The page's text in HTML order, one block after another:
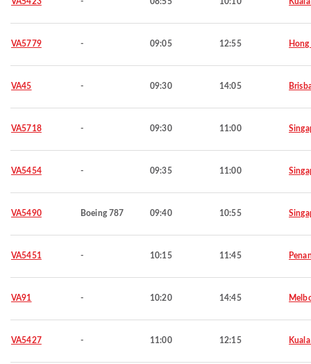
VA5779 - 09:05 12:55
VA45 - 09:30 14:05
VA5718 - 09:30 11:00
VA5454 - 09:35 11:00
VA5490 Boeing 787 09:40 10:55
VA5451 - 10:15 11:45
VA91 - 10:20 14:45
VA5427 - 11:00 12:15